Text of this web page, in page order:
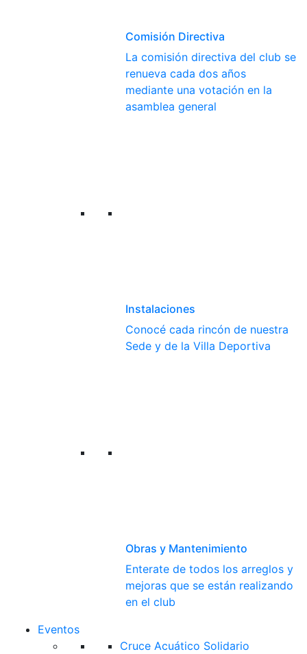
Comisión Directiva
La comisión directiva del club se
renueva cada dos años
mediante una votación en la
asamblea general
Instalaciones
Conocé cada rincón de nuestra
Sede y de la Villa Deportiva
Obras y Mantenimiento
Enterate de todos los arreglos y
mejoras que se están realizando
en el club
Eventos
Cruce Acuático Solidario